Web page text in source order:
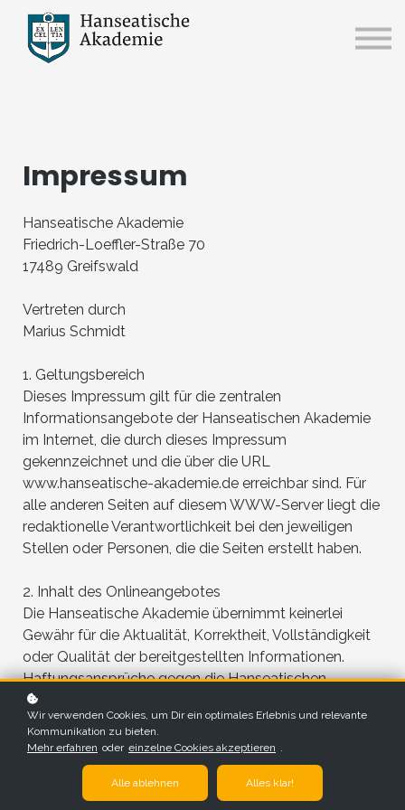
Community
Impressum
Hanseatische Akademie
Friedrich-Loeffler-Straße 70
17489 Greifswald
Vertreten durch
Marius Schmidt
1. Geltungsbereich
Dieses Impressum gilt für die zentralen
Informationsangebote der Hanseatischen Akademie
im Internet, die durch dieses Impressum
gekennzeichnet und die über die URL
www.hanseatische-akademie.de erreichbar sind. Für
alle anderen Seiten auf diesem WWW-Server liegt die
redaktionelle Verantwortlichkeit bei den jeweiligen
Stellen oder Personen, die die Seiten erstellt haben.
2. Inhalt des Onlineangebotes
Die Hanseatische Akademie übernimmt keinerlei
Gewähr für die Aktualität, Korrektheit, Vollständigkeit
oder Qualität der bereitgestellten Informationen.
Haftungsansprüche gegen die Hanseatischen
Akademie, die sich auf Schäden materieller oder
ideeller Art beziehen, die durch die Nutzung oder
Nichtnutzung der dargebotenen Informationen bzw.
durch die Nutzung fehlerhafter und unvollständiger
Informationen verursacht wurden, sind grundsätzlich
Wir verwenden Cookies, um Dir ein optimales Erlebnis und relevante
Kommunikation zu bieten.
Mehr erfahren oder einzelne Cookies akzeptieren .
Alle ablehnen Alles klar!